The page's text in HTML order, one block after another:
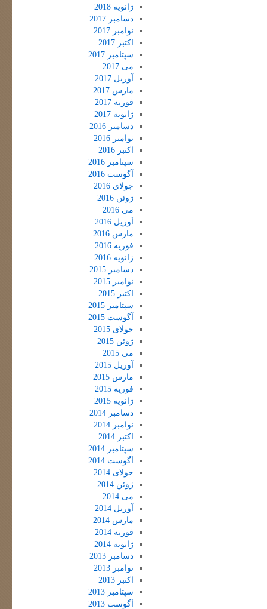
ژانویه 2018
دسامبر 2017
نوامبر 2017
اکتبر 2017
سپتامبر 2017
می 2017
آوریل 2017
مارس 2017
فوریه 2017
ژانویه 2017
دسامبر 2016
نوامبر 2016
اکتبر 2016
سپتامبر 2016
آگوست 2016
جولای 2016
ژوئن 2016
می 2016
آوریل 2016
مارس 2016
فوریه 2016
ژانویه 2016
دسامبر 2015
نوامبر 2015
اکتبر 2015
سپتامبر 2015
آگوست 2015
جولای 2015
ژوئن 2015
می 2015
آوریل 2015
مارس 2015
فوریه 2015
ژانویه 2015
دسامبر 2014
نوامبر 2014
اکتبر 2014
سپتامبر 2014
آگوست 2014
جولای 2014
ژوئن 2014
می 2014
آوریل 2014
مارس 2014
فوریه 2014
ژانویه 2014
دسامبر 2013
نوامبر 2013
اکتبر 2013
سپتامبر 2013
آگوست 2013